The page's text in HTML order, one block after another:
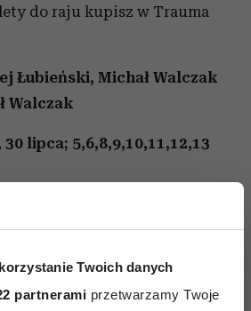
Twoich danych
partnerami przetwarzamy Twoje
do raju kupisz w Trauma
Łubieński, Michał Walczak
Walczak
lipca; 5,6,8,9,10,11,12,13